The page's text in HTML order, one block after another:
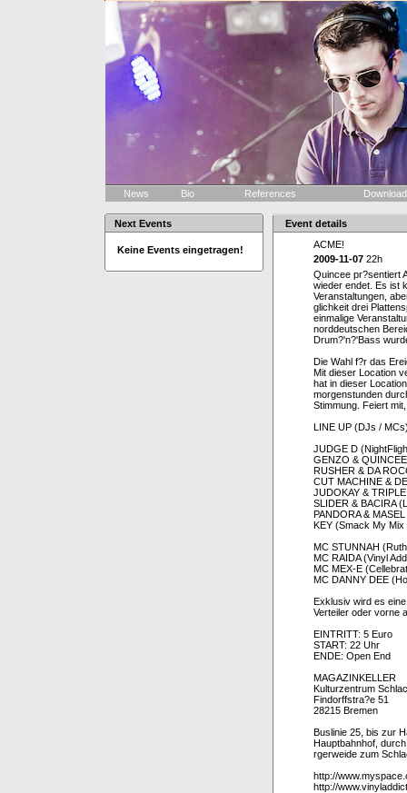
News Bio References
Next Events
Keine Events eingetragen!
Event details
ACME!
2009-11-07 22h
Quincee pr?sentiert
wieder endet. Es ist
Veranstaltungen,
glichkeit drei
einmalige
norddeutschen
Drum?'n?'Bass
Die Wahl f?r das
Mit dieser Location
hat in dieser
morgenstunden
Stimmung. Feiert
LINE UP (DJs /
JUDGE D
GENZO &
RUSHER & DA
CUT MACHINE &
JUDOKAY &
SLIDER & BACIRA
PANDORA &
KEY (Smack My
MC STUNNAH
MC RAIDA (Vinyl
MC MEX-E
MC DANNY DEE
Exklusiv wird es
Verteiler oder vorne
EINTRITT: 5 Euro
START: 22 Uhr
ENDE: Open End
MAGAZINKELLER
Kulturzentrum
Findorffstra?e 51
28215 Bremen
Buslinie 25, bis zur
Hauptbahnhof,
rgerweide zum
http://
http://